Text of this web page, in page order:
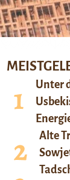
Unter
Alte